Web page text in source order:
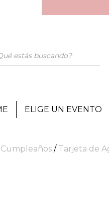
ELIGE UN EVENTO
Cumpleaños / Tarjeta de